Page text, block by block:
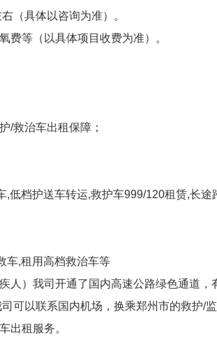
（具体以咨询为准）。
费等（以具体项目收费为准）。
/救治车出租保障；
档护送车转运,救护车999/120租赁,长
车,租用高档救治车等
）我司开通了国内高速公路绿色通道
可以联系国内机场，换乘郑州市的救护/监
出租服务。